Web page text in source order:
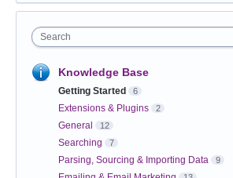
Search
Knowledge Base
Getting Started 6
Extensions & Plugins 2
General 12
Searching 7
Parsing, Sourcing & Importing Data 9